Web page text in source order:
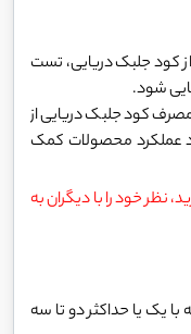
کود جلبک دریایی، تست
شود.
کود جلبک دریایی از
عملکرد محصولات کمک
نظر خود را با دیگران به
با یک یا حداکثر دو تا سه